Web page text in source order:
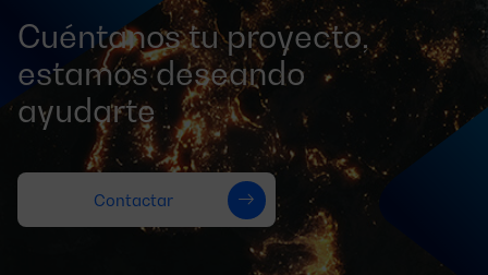
Cuéntanos tu proyecto,
estamos deseando
ayudarte
Contactar